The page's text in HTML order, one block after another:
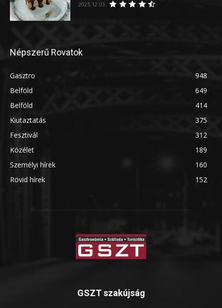
2025.12.03.
Népszerű Rovatok
Gasztro
948
Belföld
649
Belföld
414
Kiutaztatás
375
Fesztivál
312
Közélet
189
Személyi hírek
160
Rövid hírek
152
GSZT szakújság